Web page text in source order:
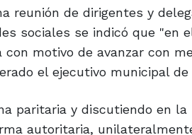
reunión de dirigentes y
sociales se indicó que "en
motivo de avanzar con
el ejecutivo municipal
paritaria y discutiendo en
autoritaria,